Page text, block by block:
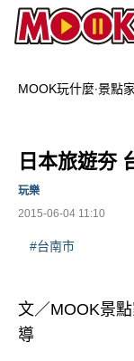
MOOK玩什麼‧景點家
日本旅遊夯
2015-06-04 11:10
玩樂
#台南市
文／MOOK景
導